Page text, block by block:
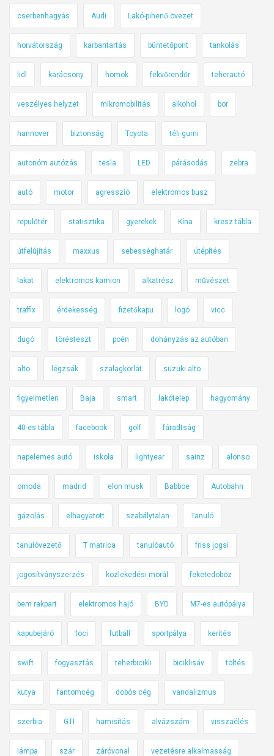
cserbenhagyás Audi Lakó-pihenő övezet
horvátország karbantartás büntetőpont tankolás
lidl karácsony homok fekvőrendőr teherautó
veszélyes helyzet mikromobilitás alkohol bor
hannover biztonság Toyota téli gumi
autonóm autózás tesla LED párásodás zebra
autó motor agresszió elektromos busz
repülőtér statisztika gyerekek Kína kresz tábla
útfelújítás maxxus sebességhatár útépítés
lakat elektromos kamion alkatrész művészet
traffix érdekesség fizetőkapu logó vicc
dugó törésteszt poén dohányzás az autóban
alto légzsák szalagkorlát suzuki alto
figyelmetlen Baja smart lakótelep hagyomány
40-es tábla facebook golf fáradtság
napelemes autó iskola lightyear sainz alonso
omoda madrid elon musk Babboe Autobahn
gázolás elhagyatott szabálytalan Tanuló
tanulóvezető T matrica tanulóautó friss jogsi
jogosítványszerzés közlekedési morál feketedoboz
bem rakpart elektromos hajó BYD M7-es autópálya
kapubejáró foci futball sportpálya kerítés
swift fogyasztás teherbicikli biciklisáv töltés
kutya fantomcég dobós cég vandalizmus
szerbia GTI hamisítás alvázszám visszaélés
lámpa szár záróvonal vezetésre alkalmasság